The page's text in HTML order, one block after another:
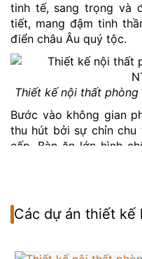
tinh tế, sang trọng và
tiết, mang đậm tinh
điển châu Âu quý tộc.
Thiết kế nội thất
Bước vào không gian
thu hút bởi sự chỉn
cấp. Bàn ăn lớn hình
uốn cong tinh tế, đệm
văn dát vàng nổi bật,
Các dự án thiết kế